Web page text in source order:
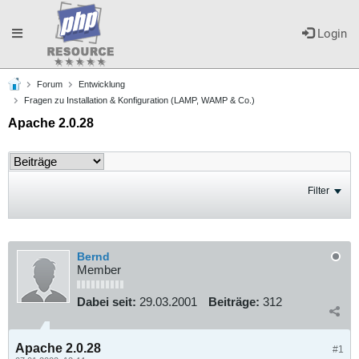
Login
Toggle
navigation
Forum
Entwicklung
Fragen zu Installation & Konfiguration (LAMP, WAMP & Co.)
Apache 2.0.28
Filter
Bernd
Member
Dabei seit: 29.03.2001 Beiträge: 312
#1
Apache 2.0.28